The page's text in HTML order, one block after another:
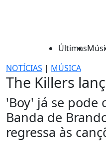
Últimas
NOTÍCIAS | MÚSICA
The Killers
'Boy' já se pode
Banda de
regressa às